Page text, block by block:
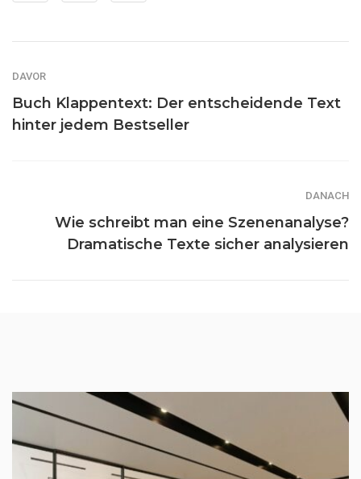
DAVOR
Buch Klappentext: Der entscheidende Text
hinter jedem Bestseller
DANACH
Wie schreibt man eine Szenenanalyse?
Dramatische Texte sicher analysieren